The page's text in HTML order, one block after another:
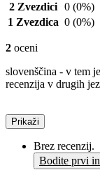
2 Zvezdici 0 (0%)
1 Zvezdica 0 (0%)
2 oceni
slovenščina - v tem
recenzija v drugih
Prikaži
Brez recenzij.
Bodite prvi